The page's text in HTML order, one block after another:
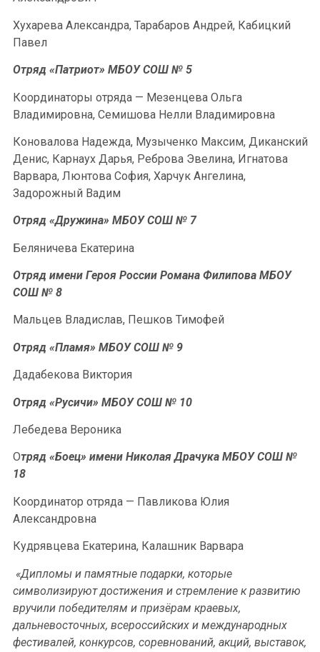
Хухарева Александра, Тарабаров Андрей, Кабицкий
Павел
Отряд «Патриот» МБОУ СОШ № 5
Координаторы отряда — Мезенцева Ольга
Владимировна, Семишова Нелли Владимировна
Коновалова Надежда, Музыченко Максим, Диканский
Денис, Карнаух Дарья, Реброва Эвелина, Игнатова
Варвара, Люнтова София, Харчук Ангелина,
Задорожный Вадим
Отряд «Дружина» МБОУ СОШ № 7
Беляничева Екатерина
Отряд имени Героя России Романа Филипова МБОУ
СОШ № 8
Мальцев Владислав, Пешков Тимофей
Отряд «Пламя» МБОУ СОШ № 9
Дадабекова Виктория
Отряд «Русичи» МБОУ СОШ № 10
Лебедева Вероника
Отряд «Боец» имени Николая Драчука МБОУ СОШ №
18
Координатор отряда — Павликова Юлия
Александровна
Кудрявцева Екатерина, Калашник Варвара
«Дипломы и памятные подарки, которые
символизируют достижения и стремление к развитию
вручили победителям и призёрам краевых,
дальневосточных, всероссийских и международных
фестивалей, конкурсов, соревнований, акций, выставок,